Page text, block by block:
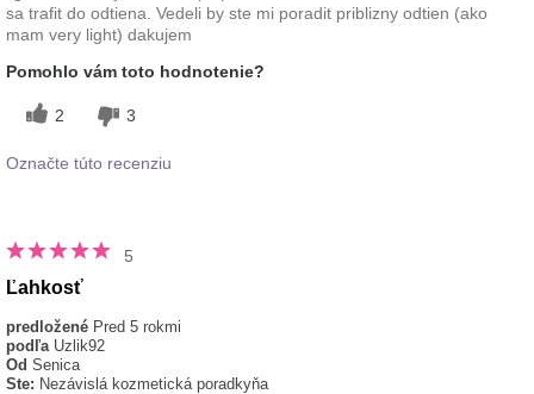
sa trafit do odtiena. Vedeli by ste mi poradit priblizny odtien (ako
mam very light) dakujem
Pomohlo vám toto hodnotenie?
2 3
Označte túto recenziu
5
Ľahkosť
predložené Pred 5 rokmi
podľa Uzlik92
Od Senica
Ste: Nezávislá kozmetická poradkyňa